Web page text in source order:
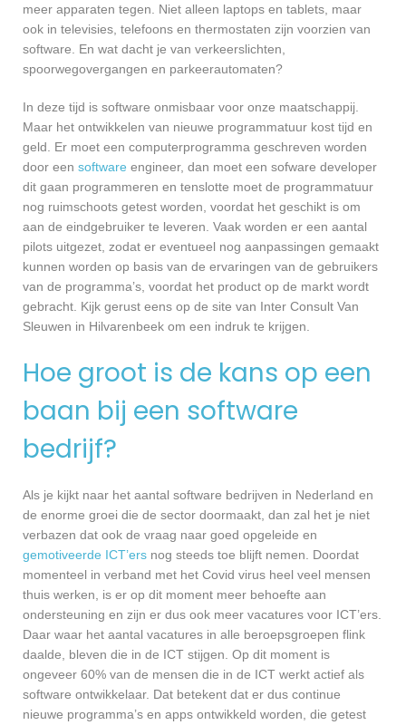
meer apparaten tegen. Niet alleen laptops en tablets, maar
ook in televisies, telefoons en thermostaten zijn voorzien van
software. En wat dacht je van verkeerslichten,
spoorwegovergangen en parkeerautomaten?
In deze tijd is software onmisbaar voor onze maatschappij.
Maar het ontwikkelen van nieuwe programmatuur kost tijd en
geld. Er moet een computerprogramma geschreven worden
door een software engineer, dan moet een sofware developer
dit gaan programmeren en tenslotte moet de programmatuur
nog ruimschoots getest worden, voordat het geschikt is om
aan de eindgebruiker te leveren. Vaak worden er een aantal
pilots uitgezet, zodat er eventueel nog aanpassingen gemaakt
kunnen worden op basis van de ervaringen van de gebruikers
van de programma’s, voordat het product op de markt wordt
gebracht. Kijk gerust eens op de site van Inter Consult Van
Sleuwen in Hilvarenbeek om een indruk te krijgen.
Hoe groot is de kans op een
baan bij een software
bedrijf?
Als je kijkt naar het aantal software bedrijven in Nederland en
de enorme groei die de sector doormaakt, dan zal het je niet
verbazen dat ook de vraag naar goed opgeleide en
gemotiveerde ICT’ers nog steeds toe blijft nemen. Doordat
momenteel in verband met het Covid virus heel veel mensen
thuis werken, is er op dit moment meer behoefte aan
ondersteuning en zijn er dus ook meer vacatures voor ICT’ers.
Daar waar het aantal vacatures in alle beroepsgroepen flink
daalde, bleven die in de ICT stijgen. Op dit moment is
ongeveer 60% van de mensen die in de ICT werkt actief als
software ontwikkelaar. Dat betekent dat er dus continue
nieuwe programma’s en apps ontwikkeld worden, die getest